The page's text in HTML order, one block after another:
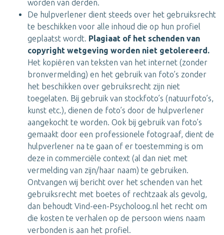
worden van derden.
De hulpverlener dient steeds over het gebruiksrecht
te beschikken voor alle inhoud die op hun profiel
geplaatst wordt. Plagiaat of het schenden van
copyright wetgeving worden niet getolereerd.
Het kopiëren van teksten van het internet (zonder
bronvermelding) en het gebruik van foto’s zonder
het beschikken over gebruiksrecht zijn niet
toegelaten. Bij gebruik van stockfoto’s (natuurfoto’s,
kunst etc.), dienen de foto’s door de hulpverlener
aangekocht te worden. Ook bij gebruik van foto’s
gemaakt door een professionele fotograaf, dient de
hulpverlener na te gaan of er toestemming is om
deze in commerciële context (al dan niet met
vermelding van zijn/haar naam) te gebruiken.
Ontvangen wij bericht over het schenden van het
gebruiksrecht met boetes of rechtzaak als gevolg,
dan behoudt Vind-een-Psycholoog.nl het recht om
die kosten te verhalen op de persoon wiens naam
verbonden is aan het profiel.